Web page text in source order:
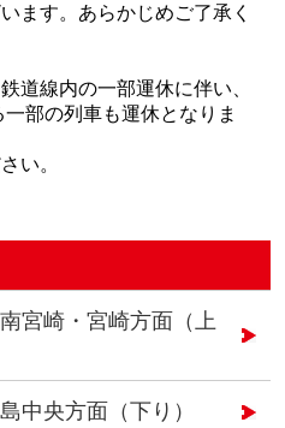
ます。あらかじめご了承く
道線内の一部運休に伴い、
部の列車も運休となりま
い。
宮崎・宮崎方面（上
中央方面（下り）